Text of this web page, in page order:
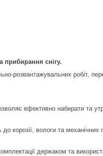
прибирання снігу.
розвантажувальних робіт,
ефективно набирати та
до корозії, вологи та
держаком та